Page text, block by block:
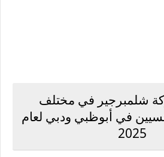
شلمبرجير في مختلف
في أبوظبي ودبي لعام
2025